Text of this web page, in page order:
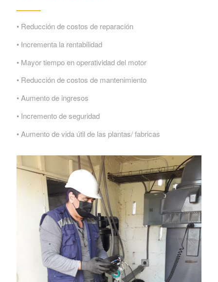
• Reducción de costos de reparación
• Incrementa la rentabilidad
• Mayor tiempo en operatividad del motor
• Reducción de costos de mantenimiento
• Aumento de ingresos
• Incremento de seguridad
• Aumento de vida útil de las plantas/ fabricas